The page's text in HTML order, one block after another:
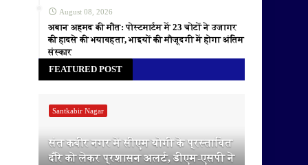
August 08, 2026
अबान अहमद की मौत: पोस्टमार्टम में 23 चोटों ने उजागर
की हादसे की भयावहता, भाइयों की मौजूदगी में होगा अंतिम
संस्कार
FEATURED POST
Santkabir Nagar
संत कबीर नगर में सीएम योगी के प्रस्तावित
दौरे को लेकर प्रशासन अलर्ट, डीएम-एसपी ने